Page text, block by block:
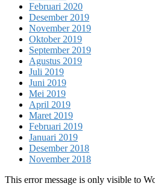
Februari 2020
Desember 2019
November 2019
Oktober 2019
September 2019
Agustus 2019
Juli 2019
Juni 2019
Mei 2019
April 2019
Maret 2019
Februari 2019
Januari 2019
Desember 2018
November 2018
This error message is only visible to